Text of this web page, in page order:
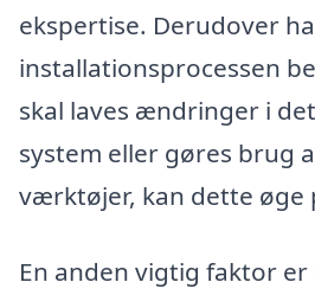
ekspertise. Derudover
installationsprocessen
skal laves ændringer i
system eller gøres brug
værktøjer, kan dette øge
En anden vigtig faktor